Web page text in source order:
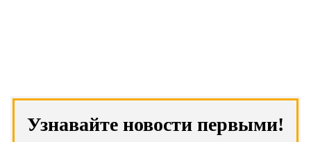
Узнавайте новости первыми!